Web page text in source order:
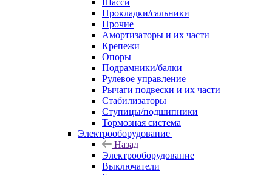
Шасси
Прокладки/сальники
Прочие
Амортизаторы и их части
Крепежи
Опоры
Подрамники/балки
Рулевое управление
Рычаги подвески и их части
Стабилизаторы
Ступицы/подшипники
Тормозная система
Электрооборудование
Назад
Электрооборудование
Выключатели